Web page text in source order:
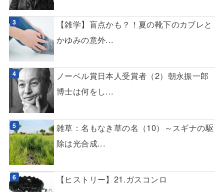
【雑学】盲点かも？！夏の靴下のカブレと
かゆみの意外...
ノーベル賞日本人受賞者（2）朝永振一郎
博士は何をし...
雑草：名もなき草の名（10）～スギナの駆
除は光合成...
【ヒストリー】21.ガスコンロ